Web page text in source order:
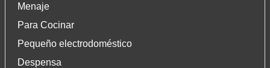
Menaje
Para Cocinar
Pequeño electrodoméstico
Despensa